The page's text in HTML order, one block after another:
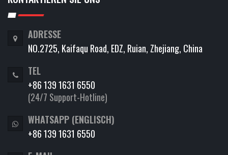
ADRESSE
NO.2725, Kaifaqu Road, EDZ, Ruian, Zhejiang, China
TEL
+86 139 1631 6550
(24/7 Support-Hotline)
WHATSAPP (ENGLISCH)
+86 139 1631 6550